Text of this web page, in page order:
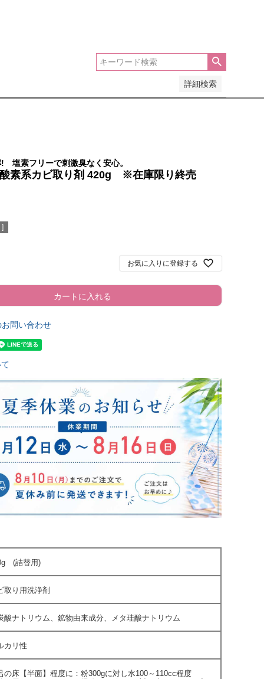
詳細検索
塩素フリーで刺激臭なく安心。
素系カビ取り剤 420g ※在庫限り終売
お気に入りに登録する
カートに入れる
問い合わせ
(詰替用)
取り用洗浄剤
酸ナトリウム、鉱物由来成分、メタ珪酸ナトリウム
カリ性
の床【半面】程度に：粉300gに対し水100～110cc程度